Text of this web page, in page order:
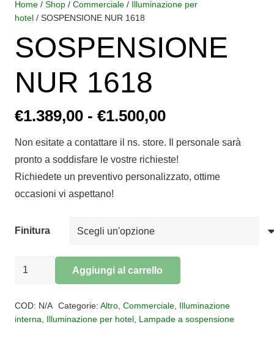
Home / Shop / Commerciale / Illuminazione per
hotel / SOSPENSIONE NUR 1618
SOSPENSIONE
NUR 1618
€1.389,00 - €1.500,00Fascia
prezzo:
da
€1.389,00
€1.500,00
Non esitate a contattare il ns. store. Il personale sarà
pronto a soddisfare le vostre richieste!
Richiedete un preventivo personalizzato, ottime
occasioni vi aspettano!
Finitura
SOSPENSIONE
quantità
Aggiungi al carrello
COD: N/A Categorie: Altro, Commerciale, Illuminazione
interna
Illuminazione per hotel Lampade a sospensione